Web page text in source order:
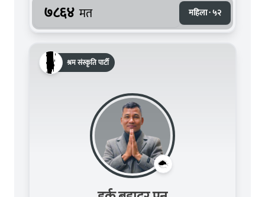
७८६४ मत महिला · ५२
श्रम संस्कृति पार्टी